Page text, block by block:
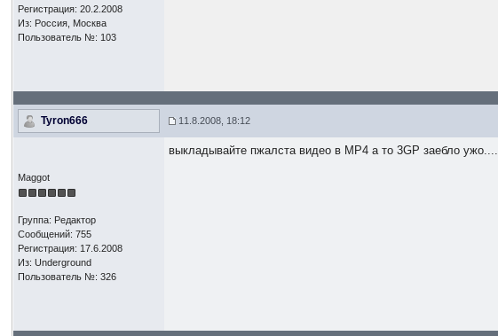
Регистрация: 20.2.2008
Из: Россия, Москва
Пользователь №: 103
Tyron666 11.8.2008, 18:12
Maggot
Группа: Редактор
Сообщений: 755
Регистрация: 17.6.2008
Из: Underground
Пользователь №: 326
выкладывайте пжалста видео в MP4 а то 3GP заебло ужо....